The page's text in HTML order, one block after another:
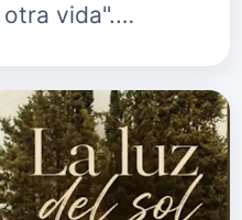
vida".
el tema es una